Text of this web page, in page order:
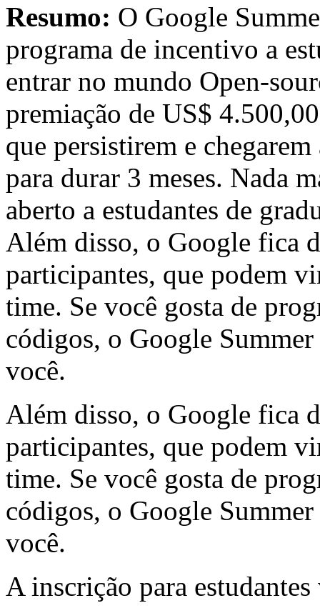
Resumo: O Google
programa de incentivo a
entrar no mundo Open-
premiação de US$
que persistirem e
para durar 3 meses. Nada
aberto a estudantes de
Além disso, o Google fica
participantes, que podem
time. Se você gosta de
códigos, o Google
você.
Além disso, o Google fica
participantes, que podem
time. Se você gosta de
códigos, o Google
você.
A inscrição para